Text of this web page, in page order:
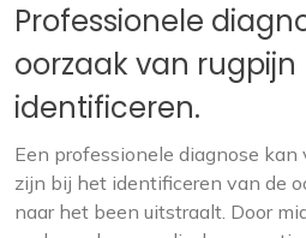
Professionele
oorzaak van
identificeren.
Een professionele diagnose
zijn bij het identificeren van de
naar het been uitstraalt. Door